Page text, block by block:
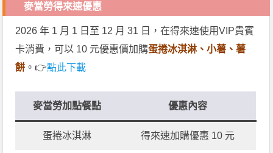
麥當勞得來速優惠
2026 年 1 月 1 日至 12 月 31 日，在得來速使用VIP貴賓
卡消費，可以 10 元優惠價加購蛋捲冰淇淋、小薯、薯
餅 。👉點此下載
麥當勞加點餐點 優惠內容
蛋捲冰淇淋 得來速加購優惠 10 元